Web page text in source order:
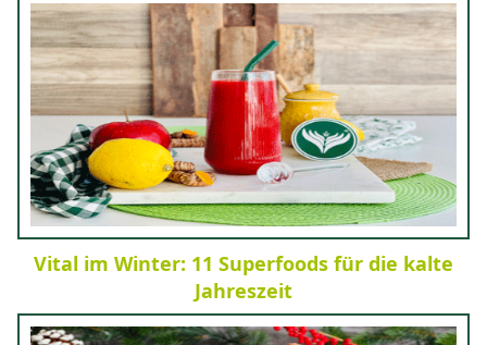
Vital im Winter: 11 Superfoods für die kalte
Jahreszeit